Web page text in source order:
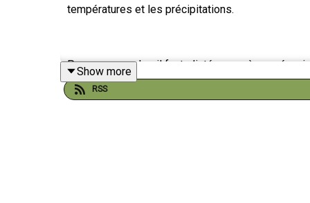
températures et les précipitations.
Pour comprendre, il faut s’intéresser à un
Concrètement, les arbres absorbent de l’eau
formation des nuages et, in fine, des pluies.
Show more
RSS